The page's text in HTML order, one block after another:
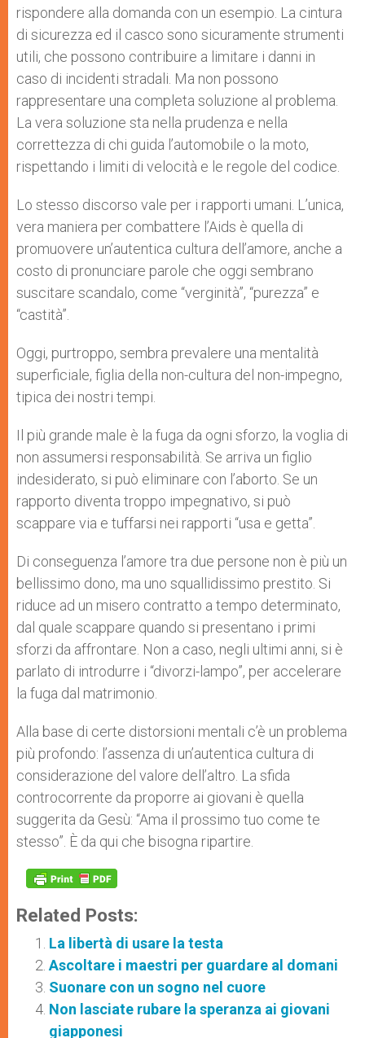
rispondere alla domanda con un esempio. La cintura
di sicurezza ed il casco sono sicuramente strumenti
utili, che possono contribuire a limitare i danni in
caso di incidenti stradali. Ma non possono
rappresentare una completa soluzione al problema.
La vera soluzione sta nella prudenza e nella
correttezza di chi guida l’automobile o la moto,
rispettando i limiti di velocità e le regole del codice.
Lo stesso discorso vale per i rapporti umani. L’unica,
vera maniera per combattere l’Aids è quella di
promuovere un’autentica cultura dell’amore, anche a
costo di pronunciare parole che oggi sembrano
suscitare scandalo, come “verginità”, “purezza” e
“castità”.
Oggi, purtroppo, sembra prevalere una mentalità
superficiale, figlia della non-cultura del non-impegno,
tipica dei nostri tempi.
Il più grande male è la fuga da ogni sforzo, la voglia di
non assumersi responsabilità. Se arriva un figlio
indesiderato, si può eliminare con l’aborto. Se un
rapporto diventa troppo impegnativo, si può
scappare via e tuffarsi nei rapporti “usa e getta”.
Di conseguenza l’amore tra due persone non è più un
bellissimo dono, ma uno squallidissimo prestito. Si
riduce ad un misero contratto a tempo determinato,
dal quale scappare quando si presentano i primi
sforzi da affrontare. Non a caso, negli ultimi anni, si è
parlato di introdurre i “divorzi-lampo”, per accelerare
la fuga dal matrimonio.
Alla base di certe distorsioni mentali c’è un problema
più profondo: l’assenza di un’autentica cultura di
considerazione del valore dell’altro. La sfida
controcorrente da proporre ai giovani è quella
suggerita da Gesù: “Ama il prossimo tuo come te
stesso”. È da qui che bisogna ripartire.
Related Posts:
La libertà di usare la testa
Ascoltare i maestri per guardare al domani
Suonare con un sogno nel cuore
Non lasciate rubare la speranza ai giovani
giapponesi